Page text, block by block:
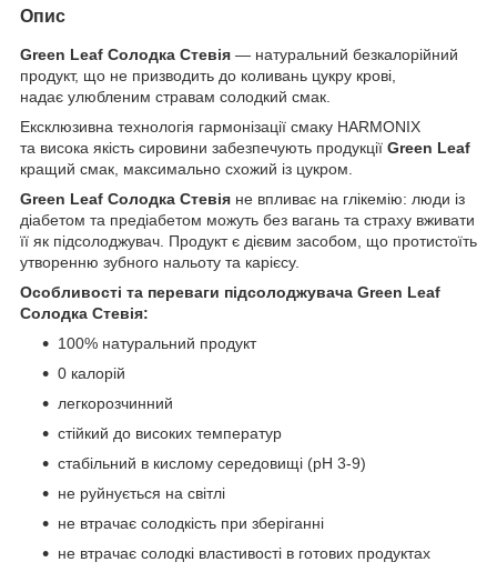
Опис
Green Leaf Солодка Стевія — натуральний безкалорійний
продукт, що не призводить до коливань цукру крові,
надає улюбленим стравам солодкий смак.
Ексклюзивна технологія гармонізації смаку HARMONIX
та висока якість сировини забезпечують продукції Green Leaf
кращий смак, максимально схожий із цукром.
Green Leaf Солодка Стевія не впливає на глікемію: люди із
діабетом та предіабетом можуть без вагань та страху вживати
її як підсолоджувач. Продукт є дієвим засобом, що протистоїть
утворенню зубного нальоту та карієсу.
Особливості та переваги підсолоджувача Green Leaf
Солодка Стевія:
100% натуральний продукт
0 калорій
легкорозчинний
стійкий до високих температур
стабільний в кислому середовищі (pH 3-9)
не руйнується на світлі
не втрачає солодкість при зберіганні
не втрачає солодкі властивості в готових продуктах